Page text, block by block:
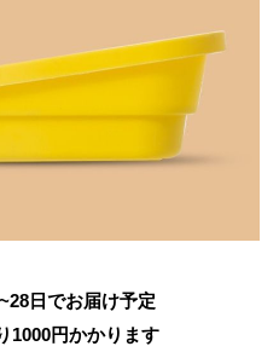
日でお届け予定
1000円かかります